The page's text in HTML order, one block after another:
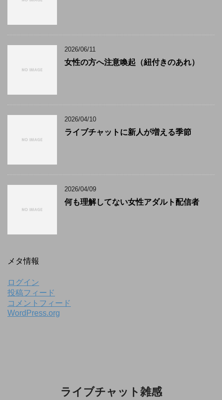
2026/06/11
女性の方へ注意喚起（紐付きのあれ）
2026/04/10
ライブチャットに新人が増える季節
2026/04/09
何も理解してない女性アダルト配信者
メタ情報
ログイン
投稿フィード
コメントフィード
WordPress.org
ライブチャット雑感